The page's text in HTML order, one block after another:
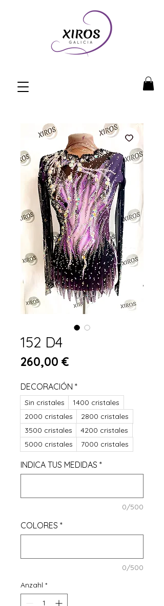
152 D4
260,00 €
DECORACIÓN *
Sin cristales
1400 cristales
2000 cristales
2800 cristales
3500 cristales
4200 cristales
5000 cristales
7000 cristales
INDICA TUS MEDIDAS *
0/500
COLORES *
0/500
Anzahl *